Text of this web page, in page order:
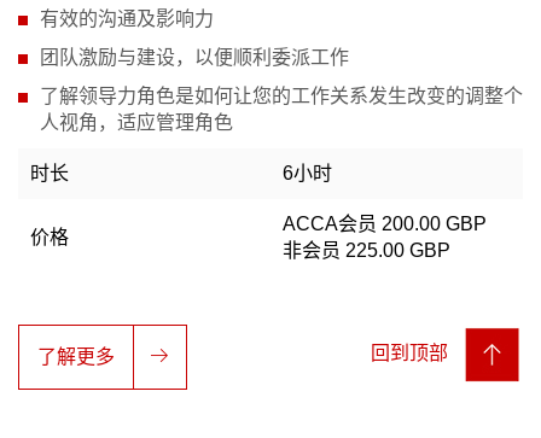
有效的沟通及影响力
团队激励与建设，以便顺利委派工作
了解领导力角色是如何让您的工作关系发生改变的调整个
人视角，适应管理角色
时长 6小时
价格
ACCA会员 200.00 GBP
非会员 225.00 GBP
了解更多 回到顶部